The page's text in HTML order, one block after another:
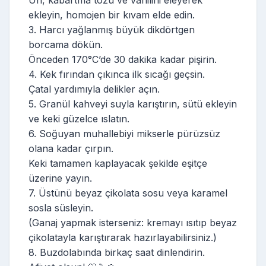
ekleyin, homojen bir kıvam elde edin.
3. Harcı yağlanmış büyük dikdörtgen
borcama dökün.
Önceden 170°C’de 30 dakika kadar pişirin.
4. Kek fırından çıkınca ilk sıcağı geçsin.
Çatal yardımıyla delikler açın.
5. Granül kahveyi suyla karıştırın, sütü ekleyin
ve keki güzelce ıslatın.
6. Soğuyan muhallebiyi mikserle pürüzsüz
olana kadar çırpın.
Keki tamamen kaplayacak şekilde eşitçe
üzerine yayın.
7. Üstünü beyaz çikolata sosu veya karamel
sosla süsleyin.
(Ganaj yapmak isterseniz: kremayı ısıtıp beyaz
çikolatayla karıştırarak hazırlayabilirsiniz.)
8. Buzdolabında birkaç saat dinlendirin.